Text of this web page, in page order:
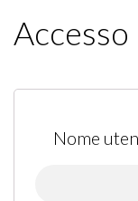
Accesso
Nome